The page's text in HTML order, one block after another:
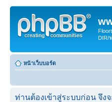
DIR/
หน้าเว็บบอร์ด
ท่านต้องเข้าสู่ระบบก่อน จึง